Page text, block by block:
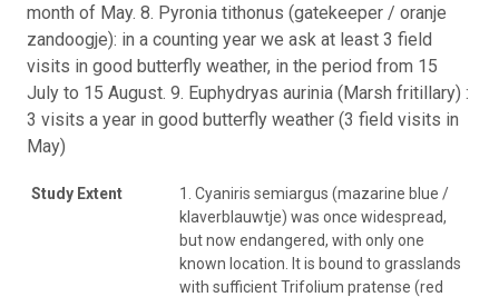
month of May. 8. Pyronia tithonus (gatekeeper / oranje
zandoogje): in a counting year we ask at least 3 field
visits in good butterfly weather, in the period from 15
July to 15 August. 9. Euphydryas aurinia (Marsh fritillary) :
3 visits a year in good butterfly weather (3 field visits in
May)
Study Extent
1. Cyaniris semiargus (mazarine blue /
klaverblauwtje) was once widespread,
but now endangered, with only one
known location. It is bound to grasslands
with sufficient Trifolium pratense (red